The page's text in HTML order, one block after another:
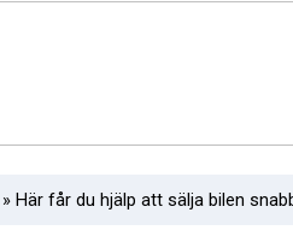
» Här får du hjälp att sälja bilen